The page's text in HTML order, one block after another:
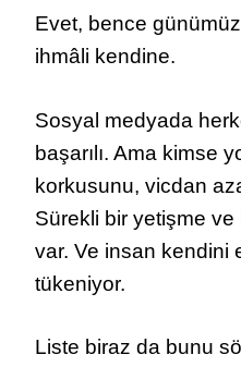
Evet, bence
ihmâli kendine.
Sosyal medyada
başarılı. Ama kimse
korkusunu, vicdan
Sürekli bir yetişme
var. Ve insan kendini
tükeniyor.
Liste biraz da bunu